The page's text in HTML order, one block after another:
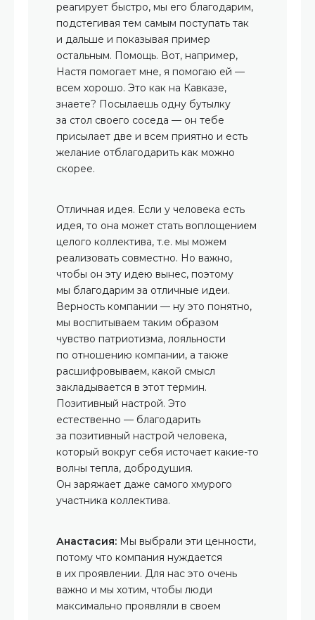
реагирует быстро, мы его благодарим,
подстегивая тем самым поступать так
и дальше и показывая пример
остальным. Помощь. Вот, например,
Настя помогает мне, я помогаю ей —
всем хорошо. Это как на Кавказе,
знаете? Посылаешь одну бутылку
за стол своего соседа — он тебе
присылает две и всем приятно и есть
желание отблагодарить как можно
скорее.
Отличная идея. Если у человека есть
идея, то она может стать воплощением
целого коллектива, т.е. мы можем
реализовать совместно. Но важно,
чтобы он эту идею вынес, поэтому
мы благодарим за отличные идеи.
Верность компании — ну это понятно,
мы воспитываем таким образом
чувство патриотизма, лояльности
по отношению компании, а также
расшифровываем, какой смысл
закладывается в этот термин.
Позитивный настрой. Это
естественно — благодарить
за позитивный настрой человека,
который вокруг себя источает какие-то
волны тепла, добродушия.
Он заряжает даже самого хмурого
участника коллектива.
Анастасия: Мы выбрали эти ценности,
потому что компания нуждается
в их проявлении. Для нас это очень
важно и мы хотим, чтобы люди
максимально проявляли в своем